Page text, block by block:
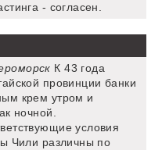
- согласен.
К 43 года
провинции банки
крем утром и
ночной.
условия
Чили различны по